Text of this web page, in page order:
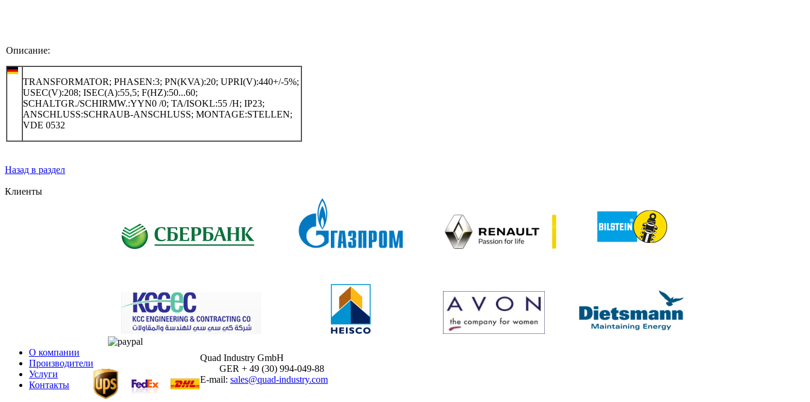
Описание:
TRANSFORMATOR; PHASEN:3; PN(KVA):20; UPRI(V):440+/-5%;
USEC(V):208; ISEC(A):55,5; F(HZ):50...60;
SCHALTGR./SCHIRMW.:YYN0 /0; TA/ISOKL:55 /H; IP23;
ANSCHLUSS:SCHRAUB-ANSCHLUSS; MONTAGE:STELLEN;
VDE 0532
Назад в раздел
Клиенты
О компании
Производители
Услуги
Контакты
Quad Industry GmbH
GER + 49 (30) 994-049-88
E-mail: sales@quad-industry.com